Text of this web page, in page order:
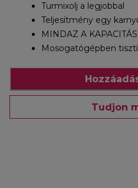
Turmixolj a legjobbal
Teljesítmény egy
MINDAZ A
Mosogatógépben
Tudjon